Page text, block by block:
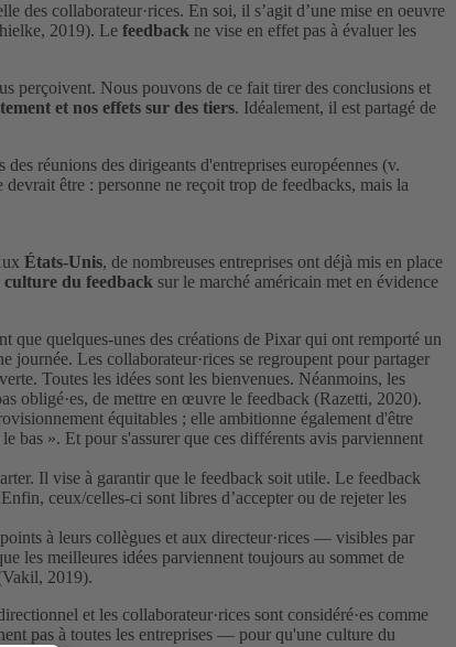
des collaborateur·rices. En soi, il s’agit d’une mise en oeuvre
2019). Le feedback ne vise en effet pas à évaluer les
perçoivent. Nous pouvons de ce fait tirer des conclusions et
et nos effets sur des tiers. Idéalement, il est partagé de
réunions des dirigeants d'entreprises européennes (v.
être : personne ne reçoit trop de feedbacks, mais la
États-Unis, de nombreuses entreprises ont déjà mis en place
culture du feedback sur le marché américain met en évidence
que quelques-unes des créations de Pixar qui ont remporté un
journée. Les collaborateur·rices se regroupent pour partager
Toutes les idées sont les bienvenues. Néanmoins, les
obligé·es, de mettre en œuvre le feedback (Razetti, 2020).
équitables ; elle ambitionne également d'être
bas ». Et pour s'assurer que ces différents avis parviennent
Il vise à garantir que le feedback soit utile. Le feedback
ceux/celles-ci sont libres d’accepter ou de rejeter les
à leurs collègues et aux directeur·rices — visibles par
les meilleures idées parviennent toujours au sommet de
2019).
et les collaborateur·rices sont considéré·es comme
pas à toutes les entreprises — pour qu'une culture du